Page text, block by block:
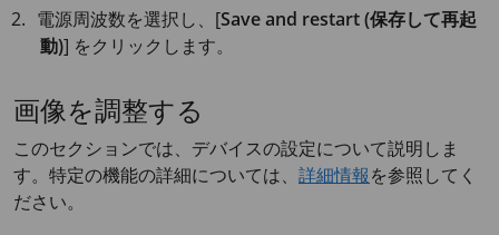
電源周波数を選択し、[Save and restart (保存して再起
動)] をクリックします。
画像を調整する
このセクションでは、デバイスの設定について説明しま
す。特定の機能の詳細については、 詳細情報を参照してく
ださい。